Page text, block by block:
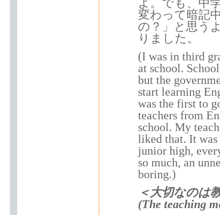
よ。でも、中
変わって暗記
の？」と思う
りました。
(I was in third
at school.
but the
start learning
was the first to
teachers from
school. My
liked that. It
junior high,
so much, an
boring.)
＜大切なのは
(The teaching